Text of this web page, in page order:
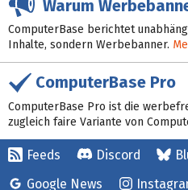
Warum
ComputerBase berichtet
Inhalte, sondern Werbebanner.
ComputerBase Pro
ComputerBase Pro ist die
zugleich faire Variante von
Feeds Discord
Google News